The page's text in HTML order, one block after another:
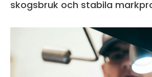
skogsbruk och stabila